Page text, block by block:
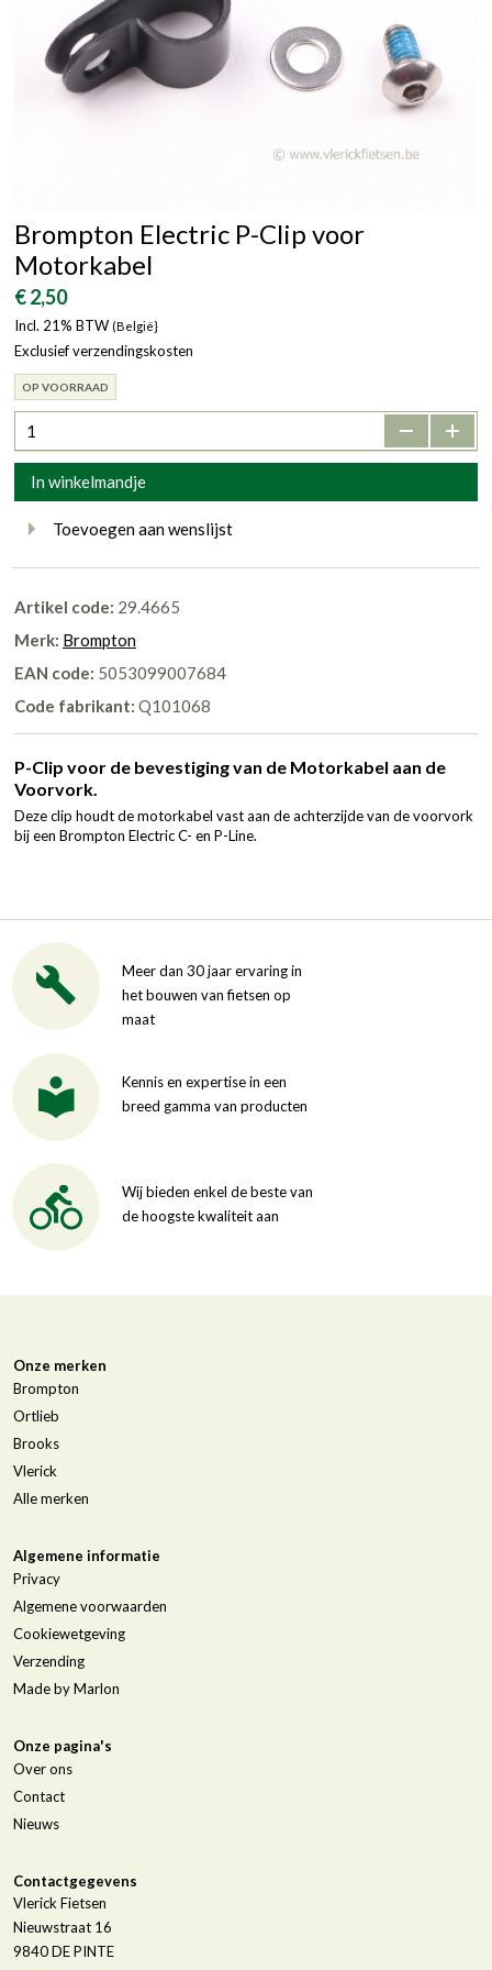
Brompton Electric P-Clip voor
Motorkabel
€ 2,50
Incl. 21% BTW (België}
Exclusief verzendingskosten
OP VOORRAAD
- +
In winkelmandje
Toevoegen aan wenslijst
Artikel code: 29.4665
Merk: Brompton
EAN code: 5053099007684
Code fabrikant: Q101068
P-Clip voor de bevestiging van de Motorkabel aan de
Voorvork.
Deze clip houdt de motorkabel vast aan de achterzijde van de voorvork
bij een Brompton Electric C- en P-Line.
Meer dan 30 jaar ervaring in
het bouwen van fietsen op
maat
Kennis en expertise in een
breed gamma van producten
Wij bieden enkel de beste van
de hoogste kwaliteit aan
Onze merken
Brompton
Ortlieb
Brooks
Vlerick
Alle merken
Algemene informatie
Privacy
Algemene voorwaarden
Cookiewetgeving
Verzending
Made by Marlon
Onze pagina's
Over ons
Contact
Nieuws
Contactgegevens
Vlerick Fietsen
Nieuwstraat 16
9840DE PINTE